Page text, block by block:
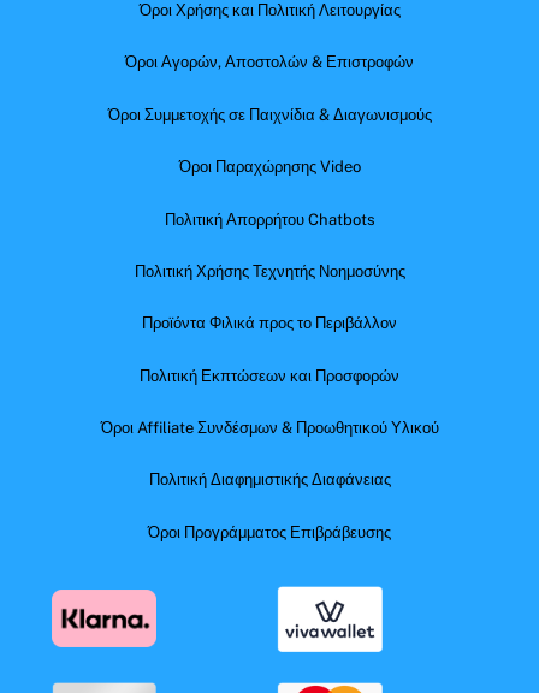
Όροι Χρήσης και Πολιτική Λειτουργίας
Όροι Αγορών, Αποστολών & Επιστροφών
Όροι Συμμετοχής σε Παιχνίδια & Διαγωνισμούς
Όροι Παραχώρησης Video
Πολιτική Απορρήτου Chatbots
Πολιτική Χρήσης Τεχνητής Νοημοσύνης
Προϊόντα Φιλικά προς το Περιβάλλον
Πολιτική Εκπτώσεων και Προσφορών
Όροι Affiliate Συνδέσμων & Προωθητικού Υλικού
Πολιτική Διαφημιστικής Διαφάνειας
Όροι Προγράμματος Επιβράβευσης